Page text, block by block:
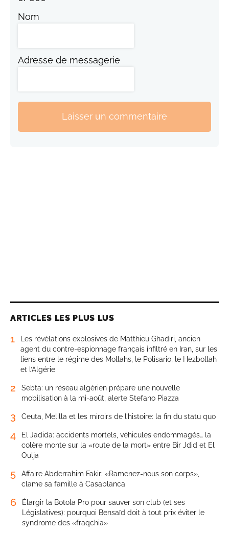
Nom
Adresse de messagerie
Laisser un commentaire
ARTICLES LES PLUS LUS
1
Les révélations explosives de Matthieu Ghadiri, ancien
agent du contre-espionnage français infiltré en Iran, sur les
liens entre le régime des Mollahs, le Polisario, le Hezbollah
et l’Algérie
2
Sebta: un réseau algérien prépare une nouvelle
mobilisation à la mi-août, alerte Stefano Piazza
3 Ceuta, Melilla et les miroirs de l’histoire: la fin du statu quo
4
El Jadida: accidents mortels, véhicules endommagés… la
colère monte sur la «route de la mort» entre Bir Jdid et El
Oulja
5
Affaire Abderrahim Fakir: «Ramenez-nous son corps»,
clame sa famille à Casablanca
6
Élargir la Botola Pro pour sauver son club (et ses
Législatives): pourquoi Bensaïd doit à tout prix éviter le
syndrome des «fraqchia»